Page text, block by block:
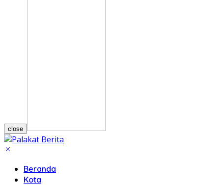
close
Beranda
Kota